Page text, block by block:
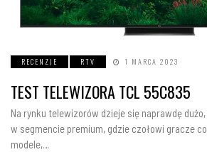
RECENZJE RTV 1 MARCA 2023
TEST TELEWIZORA TCL 55C835
Na rynku telewizorów dzieje się naprawdę
w segmencie premium, gdzie czołowi gracze
modele,…